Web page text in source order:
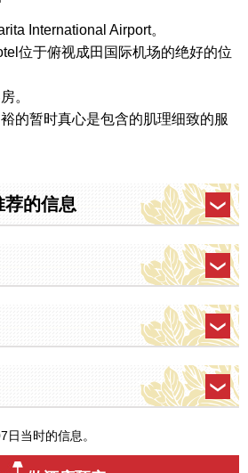
International Airport。
位于俯视成田国际机场的绝好的位
。
的暂时真心是包含的肌理细致的服
的信息
当时的信息。